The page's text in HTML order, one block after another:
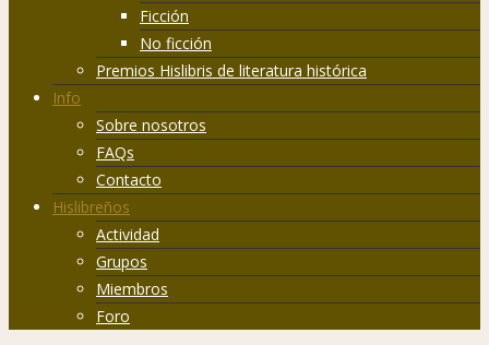
Ficción
No ficción
Premios Hislibris de literatura histórica
Info
Sobre nosotros
FAQs
Contacto
Hislibreños
Actividad
Grupos
Miembros
Foro